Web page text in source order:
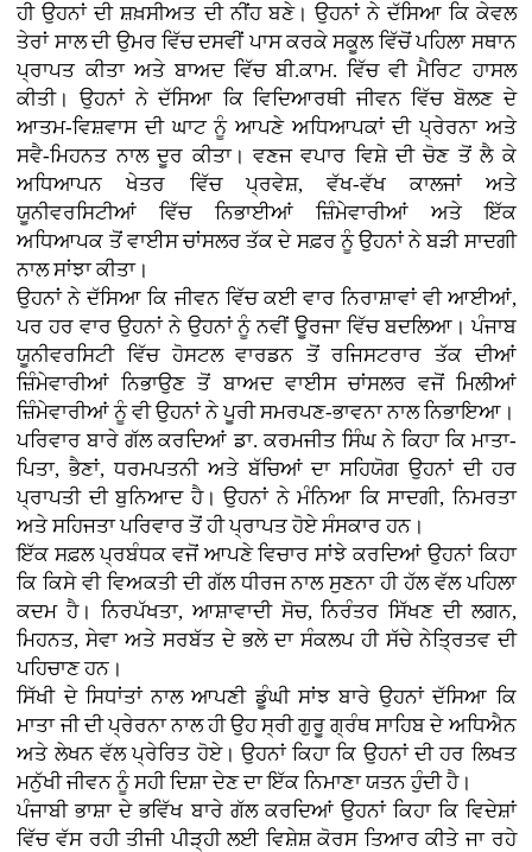
ਹੀ ਉਹਨਾਂ ਦੀ ਸ਼ਖ਼ਸੀਅਤ ਦੀ ਨੀਂਹ ਬਣੇ। ਉਹਨਾਂ ਨੇ ਦੱਸਿਆ ਕਿ ਕੇਵਲ
ਤੇਰਾਂ ਸਾਲ ਦੀ ਉਮਰ ਵਿੱਚ ਦਸਵੀਂ ਪਾਸ ਕਰਕੇ ਸਕੂਲ ਵਿੱਚੋਂ ਪਹਿਲਾ ਸਥਾਨ
ਪ੍ਰਾਪਤ ਕੀਤਾ ਅਤੇ ਬਾਅਦ ਵਿੱਚ ਬੀ.ਕਾਮ. ਵਿੱਚ ਵੀ ਮੈਰਿਟ ਹਾਸਲ
ਕੀਤੀ। ਉਹਨਾਂ ਨੇ ਦੱਸਿਆ ਕਿ ਵਿਦਿਆਰਥੀ ਜੀਵਨ ਵਿੱਚ ਬੋਲਣ ਦੇ
ਆਤਮ-ਵਿਸ਼ਵਾਸ ਦੀ ਘਾਟ ਨੂੰ ਆਪਣੇ ਅਧਿਆਪਕਾਂ ਦੀ ਪ੍ਰੇਰਨਾ ਅਤੇ
ਸਵੈ-ਮਿਹਨਤ ਨਾਲ ਦੂਰ ਕੀਤਾ। ਵਣਜ ਵਪਾਰ ਵਿਸ਼ੇ ਦੀ ਚੋਣ ਤੋਂ ਲੈ ਕੇ
ਅਧਿਆਪਨ ਖੇਤਰ ਵਿੱਚ ਪ੍ਰਵੇਸ਼, ਵੱਖ-ਵੱਖ ਕਾਲਜਾਂ ਅਤੇ
ਯੂਨੀਵਰਸਿਟੀਆਂ ਵਿੱਚ ਨਿਭਾਈਆਂ ਜ਼ਿੰਮੇਵਾਰੀਆਂ ਅਤੇ ਇੱਕ
ਅਧਿਆਪਕ ਤੋਂ ਵਾਈਸ ਚਾਂਸਲਰ ਤੱਕ ਦੇ ਸਫ਼ਰ ਨੂੰ ਉਹਨਾਂ ਨੇ ਬੜੀ ਸਾਦਗੀ
ਨਾਲ ਸਾਂਝਾ ਕੀਤਾ।
ਉਹਨਾਂ ਨੇ ਦੱਸਿਆ ਕਿ ਜੀਵਨ ਵਿੱਚ ਕਈ ਵਾਰ ਨਿਰਾਸ਼ਾਵਾਂ ਵੀ ਆਈਆਂ,
ਪਰ ਹਰ ਵਾਰ ਉਹਨਾਂ ਨੇ ਉਹਨਾਂ ਨੂੰ ਨਵੀਂ ਊਰਜਾ ਵਿੱਚ ਬਦਲਿਆ। ਪੰਜਾਬ
ਯੂਨੀਵਰਸਿਟੀ ਵਿੱਚ ਹੋਸਟਲ ਵਾਰਡਨ ਤੋਂ ਰਜਿਸਟਰਾਰ ਤੱਕ ਦੀਆਂ
ਜ਼ਿੰਮੇਵਾਰੀਆਂ ਨਿਭਾਉਣ ਤੋਂ ਬਾਅਦ ਵਾਈਸ ਚਾਂਸਲਰ ਵਜੋਂ ਮਿਲੀਆਂ
ਜ਼ਿੰਮੇਵਾਰੀਆਂ ਨੂੰ ਵੀ ਉਹਨਾਂ ਨੇ ਪੂਰੀ ਸਮਰਪਣ-ਭਾਵਨਾ ਨਾਲ ਨਿਭਾਇਆ।
ਪਰਿਵਾਰ ਬਾਰੇ ਗੱਲ ਕਰਦਿਆਂ ਡਾ. ਕਰਮਜੀਤ ਸਿੰਘ ਨੇ ਕਿਹਾ ਕਿ ਮਾਤਾ-
ਪਿਤਾ, ਭੈਣਾਂ, ਧਰਮਪਤਨੀ ਅਤੇ ਬੱਚਿਆਂ ਦਾ ਸਹਿਯੋਗ ਉਹਨਾਂ ਦੀ ਹਰ
ਪ੍ਰਾਪਤੀ ਦੀ ਬੁਨਿਆਦ ਹੈ। ਉਹਨਾਂ ਨੇ ਮੰਨਿਆ ਕਿ ਸਾਦਗੀ, ਨਿਮਰਤਾ
ਅਤੇ ਸਹਿਜਤਾ ਪਰਿਵਾਰ ਤੋਂ ਹੀ ਪ੍ਰਾਪਤ ਹੋਏ ਸੰਸਕਾਰ ਹਨ।
ਇੱਕ ਸਫ਼ਲ ਪ੍ਰਬੰਧਕ ਵਜੋਂ ਆਪਣੇ ਵਿਚਾਰ ਸਾਂਝੇ ਕਰਦਿਆਂ ਉਹਨਾਂ ਕਿਹਾ
ਕਿ ਕਿਸੇ ਵੀ ਵਿਅਕਤੀ ਦੀ ਗੱਲ ਧੀਰਜ ਨਾਲ ਸੁਣਨਾ ਹੀ ਹੱਲ ਵੱਲ ਪਹਿਲਾ
ਕਦਮ ਹੈ। ਨਿਰਪੱਖਤਾ, ਆਸ਼ਾਵਾਦੀ ਸੋਚ, ਨਿਰੰਤਰ ਸਿੱਖਣ ਦੀ ਲਗਨ,
ਮਿਹਨਤ, ਸੇਵਾ ਅਤੇ ਸਰਬੱਤ ਦੇ ਭਲੇ ਦਾ ਸੰਕਲਪ ਹੀ ਸੱਚੇ ਨੇਤ੍ਰਿਤਵ ਦੀ
ਪਹਿਚਾਣ ਹਨ।
ਸਿੱਖੀ ਦੇ ਸਿਧਾਂਤਾਂ ਨਾਲ ਆਪਣੀ ਡੂੰਘੀ ਸਾਂਝ ਬਾਰੇ ਉਹਨਾਂ ਦੱਸਿਆ ਕਿ
ਮਾਤਾ ਜੀ ਦੀ ਪ੍ਰੇਰਨਾ ਨਾਲ ਹੀ ਉਹ ਸ੍ਰੀ ਗੁਰੂ ਗ੍ਰੰਥ ਸਾਹਿਬ ਦੇ ਅਧਿਐਨ
ਅਤੇ ਲੇਖਨ ਵੱਲ ਪ੍ਰੇਰਿਤ ਹੋਏ। ਉਹਨਾਂ ਕਿਹਾ ਕਿ ਉਹਨਾਂ ਦੀ ਹਰ ਲਿਖਤ
ਮਨੁੱਖੀ ਜੀਵਨ ਨੂੰ ਸਹੀ ਦਿਸ਼ਾ ਦੇਣ ਦਾ ਇੱਕ ਨਿਮਾਣਾ ਯਤਨ ਹੁੰਦੀ ਹੈ।
ਪੰਜਾਬੀ ਭਾਸ਼ਾ ਦੇ ਭਵਿੱਖ ਬਾਰੇ ਗੱਲ ਕਰਦਿਆਂ ਉਹਨਾਂ ਕਿਹਾ ਕਿ ਵਿਦੇਸ਼ਾਂ
ਵਿੱਚ ਵੱਸ ਰਹੀ ਤੀਜੀ ਪੀੜ੍ਹੀ ਲਈ ਵਿਸ਼ੇਸ਼ ਕੋਰਸ ਤਿਆਰ ਕੀਤੇ ਜਾ ਰਹੇ